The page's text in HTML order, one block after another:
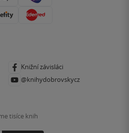
Knižní závisláci
@knihydobrovskycz
tisíce knih